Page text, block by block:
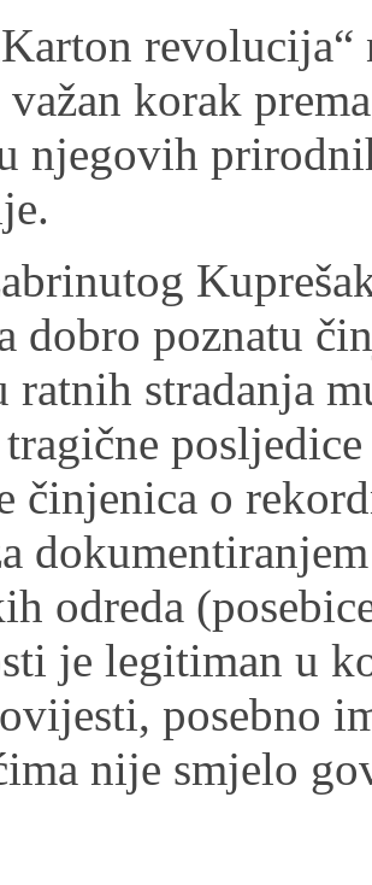
revolucija“
korak
njegovih
dobro poznatu
ratnih stradanja
činjenica o
odreda
je legitiman u
posebno
nije smjelo